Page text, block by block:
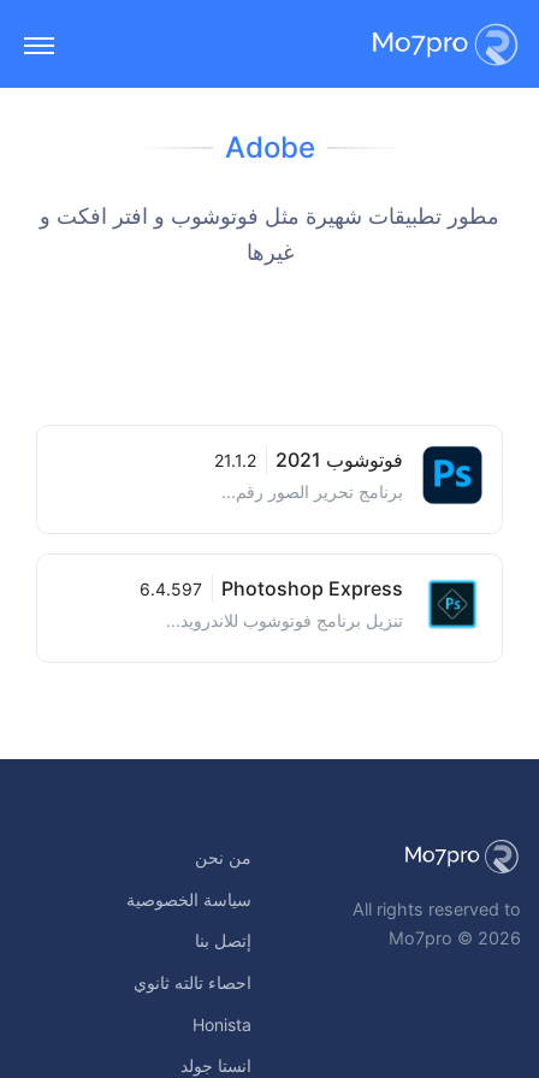
Adobe
مطور تطبيقات شهيرة مثل فوتوشوب و افتر افكت و
غيرها
فوتوشوب 2021
21.1.2
برنامج تحرير الصور رقم...
Photoshop Express
6.4.597
تنزيل برنامج فوتوشوب للاندرويد...
All rights reserved to
Mo7pro © 2026
من نحن
سياسة الخصوصية
إتصل بنا
احصاء تالته ثانوي
Honista
انستا جولد